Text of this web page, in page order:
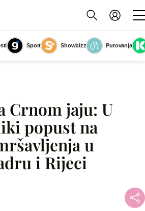
Sport Showbizz
Putovanja
Figurella na Crnom jaju
(Foto: Zadovoljna.hr)
Crnom jaju: U
popust na
u
i Rijeci